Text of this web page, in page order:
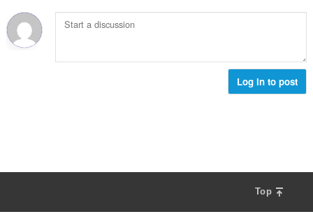
к
и
й
о
н
Log in to post
Top